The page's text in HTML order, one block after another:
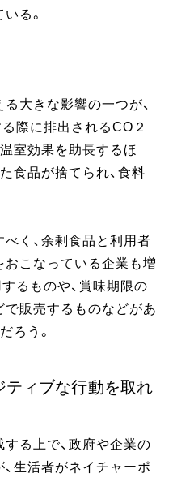
る。
大きな影響の一つが、
際に排出されるCO２
室効果を助長するほ
食品が捨てられ、食料
く、余剰食品と利用者
こなっている企業も増
るものや、賞味期限の
販売するものなどがあ
ろう。
ィブな行動を取れ
る上で、政府や企業の
生活者がネイチャーポ